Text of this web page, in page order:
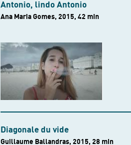
Antonio, lindo Antonio
Ana Maria Gomes, 2015, 42 min
Diagonale du vide
Guillaume Ballandras, 2015, 28 min